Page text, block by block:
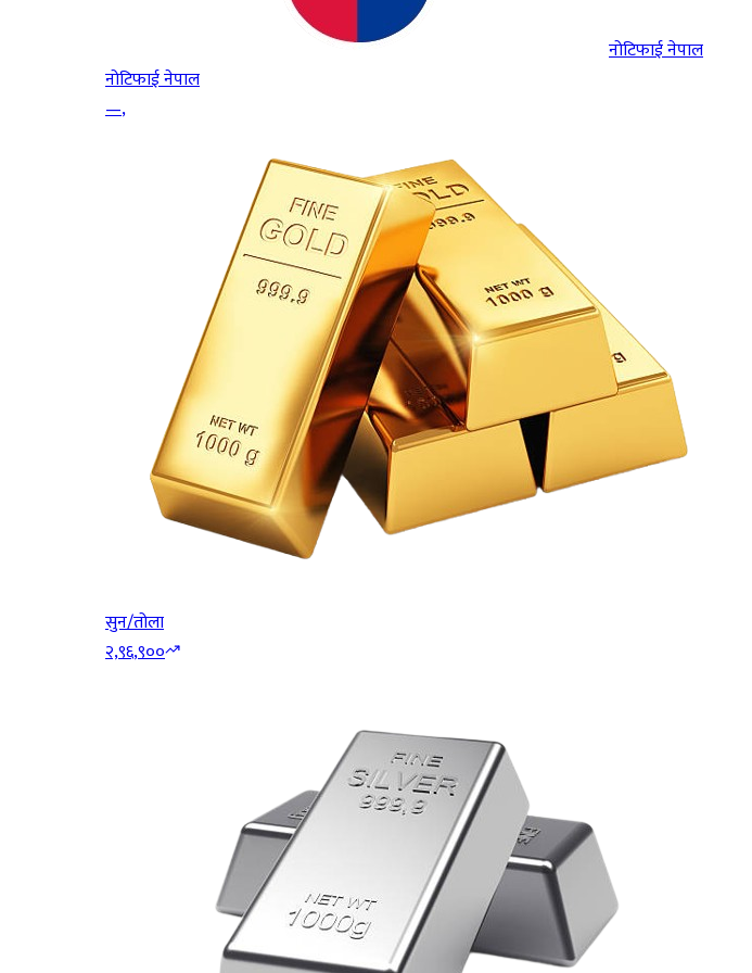
नोटिफाई नेपाल
नोटिफाई नेपाल
—,
सुन/तोला
२,९६,९००